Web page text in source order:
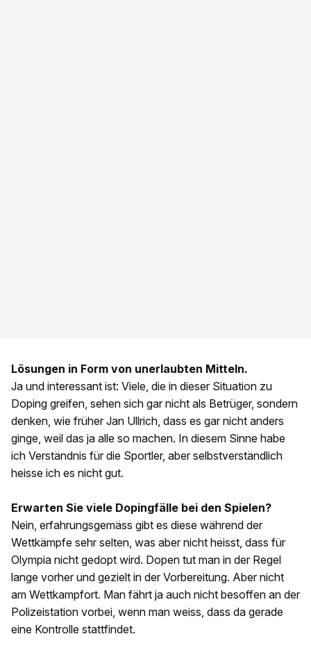
Lösungen in Form von unerlaubten Mitteln.
Ja und interessant ist: Viele, die in dieser Situation zu
Doping greifen, sehen sich gar nicht als Betrüger, sondern
denken, wie früher Jan Ullrich, dass es gar nicht anders
ginge, weil das ja alle so machen. In diesem Sinne habe
ich Verständnis für die Sportler, aber selbstverständlich
heisse ich es nicht gut.
Erwarten Sie viele Dopingfälle bei den Spielen?
Nein, erfahrungsgemäss gibt es diese während der
Wettkämpfe sehr selten, was aber nicht heisst, dass für
Olympia nicht gedopt wird. Dopen tut man in der Regel
lange vorher und gezielt in der Vorbereitung. Aber nicht
am Wettkampfort. Man fährt ja auch nicht besoffen an der
Polizeistation vorbei, wenn man weiss, dass da gerade
eine Kontrolle stattfindet.